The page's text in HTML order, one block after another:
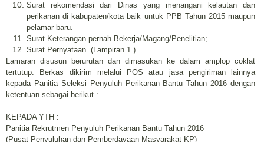
Surat rekomendasi dari Dinas yang menangani kelautan dan
perikanan di kabupaten/kota baik untuk PPB Tahun 2015 maupun
pelamar baru.
Surat Keterangan pernah Bekerja/Magang/Penelitian;
Surat Pernyataan (Lampiran 1 )
Lamaran disusun berurutan dan dimasukan ke dalam amplop coklat
tertutup. Berkas dikirim melalui POS atau jasa pengiriman lainnya
kepada Panitia Seleksi Penyuluh Perikanan Bantu Tahun 2016 dengan
ketentuan sebagai berikut :
KEPADA YTH :
Panitia Rekrutmen Penyuluh Perikanan Bantu Tahun 2016
(Pusat Penyuluhan dan Pemberdayaan Masyarakat KP)